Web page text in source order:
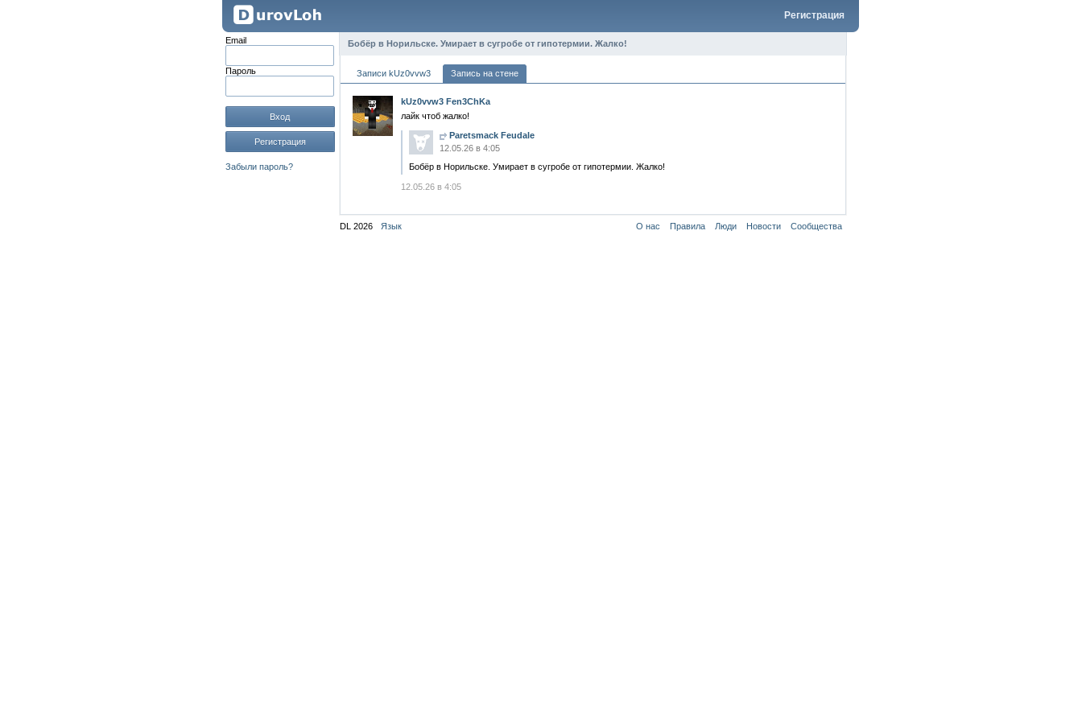
Регистрация
Email
Пароль
Вход
Регистрация
Забыли пароль?
Бобёр в Норильске. Умирает в сугробе от гипотермии. Жалко!
Записи kUz0vvw3 Запись на стене
kUz0vvw3 Fen3ChKa
лайк чтоб жалко!
Paretsmack Feudale
12.05.26 в 4:05
Бобёр в Норильске. Умирает в сугробе от гипотермии. Жалко!
12.05.26 в 4:05
DL 2026 Язык О нас Правила Люди Новости Сообщества